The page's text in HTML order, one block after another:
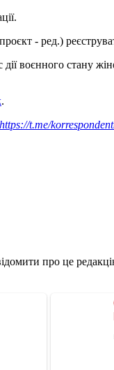
- ред.)
дії воєнного стану
.
https://t.me/
про це